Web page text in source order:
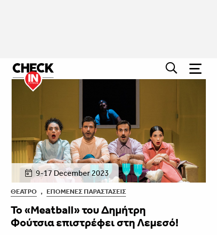
9-17 December 2023
ΘΈΑΤΡΟ , ΕΠΌΜΕΝΕΣ ΠΑΡΑΣΤΆΣΕΙΣ
Το «Meatball» του Δημήτρη
Φούτσια επιστρέφει στη Λεμεσό!